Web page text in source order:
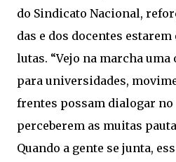
do Sindicato Nacional,
das e dos docentes
lutas. “Vejo na marcha
para universidades,
frentes possam dialogar no
perceberem as muitas
Quando a gente se junta,